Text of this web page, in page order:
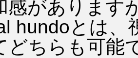
感があります
hundoとは、
どちらも可能